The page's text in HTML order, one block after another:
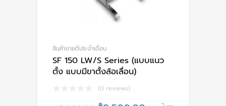
สินค้าขายดีประจำเดือน
SF 150 LW/S Series (แบบแนว
ตั้ง แบบมีขาตั้งล้อเลื่อน)
(0 reviews)